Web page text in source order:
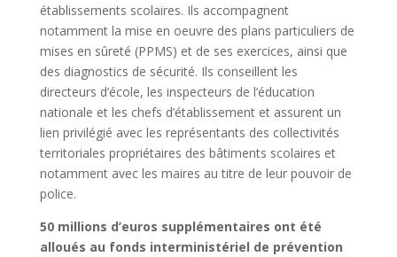
établissements scolaires. Ils accompagnent
notamment la mise en oeuvre des plans particuliers de
mises en sûreté (PPMS) et de ses exercices, ainsi que
des diagnostics de sécurité. Ils conseillent les
directeurs d’école, les inspecteurs de l’éducation
nationale et les chefs d’établissement et assurent un
lien privilégié avec les représentants des collectivités
territoriales propriétaires des bâtiments scolaires et
notamment avec les maires au titre de leur pouvoir de
police.
50 millions d’euros supplémentaires ont été
alloués au fonds interministériel de prévention